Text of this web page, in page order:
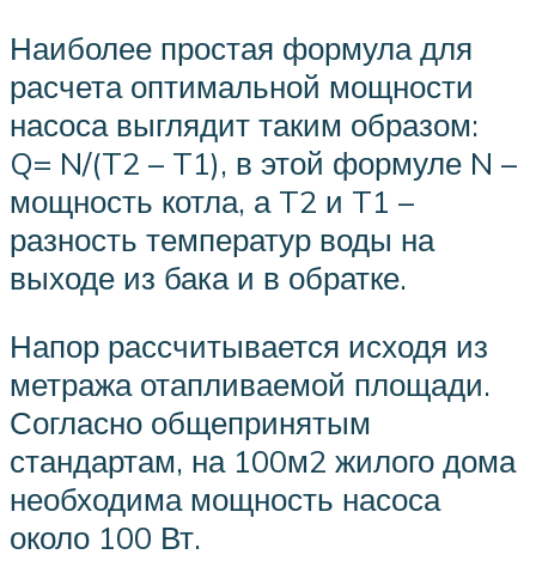
Наиболее простая формула для
расчета оптимальной мощности
насоса выглядит таким образом:
Q= N/(T2 – T1), в этой формуле N –
мощность котла, а T2 и T1 –
разность температур воды на
выходе из бака и в обратке.
Напор рассчитывается исходя из
метража отапливаемой площади.
Согласно общепринятым
стандартам, на 100м2 жилого дома
необходима мощность насоса
около 100 Вт.